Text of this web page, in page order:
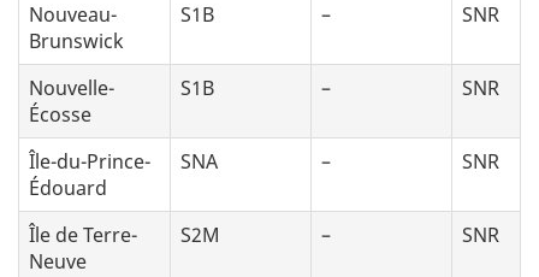
Nouveau-
Brunswick
S1B – SNR
Nouvelle-
Écosse
S1B – SNR
Île-du-Prince-
Édouard
SNA – SNR
Île de Terre-
Neuve
S2M – SNR